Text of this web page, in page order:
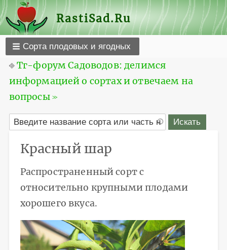
RastiSad.Ru
Сорта плодовых и ягодных
⎆Тг-форум Садоводов: делимся
информацией о сортах и отвечаем на
вопросы ≫
Красный шар
Распространенный сорт с
относительно крупными плодами
хорошего вкуса.